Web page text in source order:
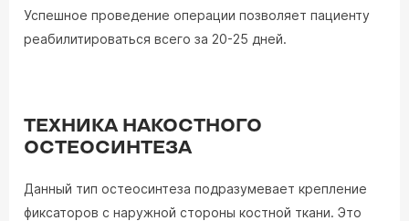
Успешное проведение операции позволяет пациенту
реабилитироваться всего за 20-25 дней.
ТЕХНИКА НАКОСТНОГО
ОСТЕОСИНТЕЗА
Данный тип остеосинтеза подразумевает крепление
фиксаторов с наружной стороны костной ткани. Это